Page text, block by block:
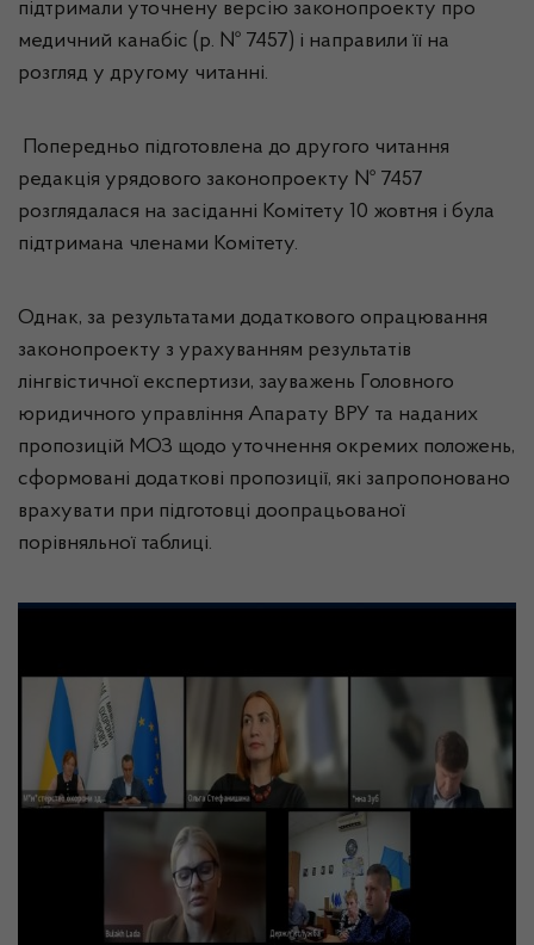
підтримали уточнену версію законопроекту про
медичний канабіс (р. № 7457) і направили її на
розгляд у другому читанні.
Попередньо підготовлена до другого читання
редакція урядового законопроекту № 7457
розглядалася на засіданні Комітету 10 жовтня і була
підтримана членами Комітету.
Однак, за результатами додаткового опрацювання
законопроекту з урахуванням результатів
лінгвістичної експертизи, зауважень Головного
юридичного управління Апарату ВРУ та наданих
пропозицій МОЗ щодо уточнення окремих положень,
сформовані додаткові пропозиції, які запропоновано
врахувати при підготовці доопрацьованої
порівняльної таблиці.